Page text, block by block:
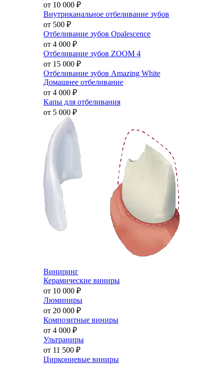
от 10 000 ₽
Внутриканальное отбеливание зубов
от 500 ₽
Отбеливание зубов Opalescence
от 4 000 ₽
Отбеливание зубов ZOOM 4
от 15 000 ₽
Отбеливание зубов Amazing White
Домашнее отбеливание
от 4 000 ₽
Капы для отбеливания
от 5 000 ₽
Виниринг
Керамические виниры
от 10 000 ₽
Люминиры
от 20 000 ₽
Композитные виниры
от 4 000 ₽
Ультраниры
от 11 500 ₽
Циркониевые виниры